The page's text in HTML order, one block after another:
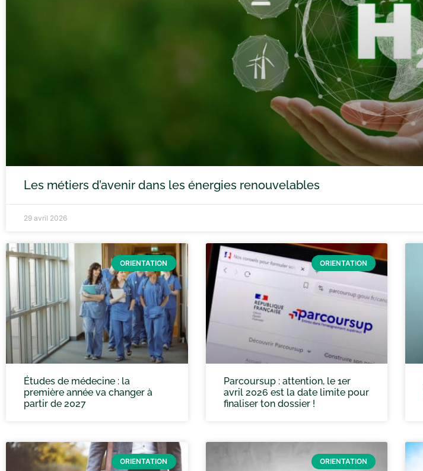
Les métiers d’avenir dans les énergies renouvelables
29 avril 2026
ORIENTATION
Études de médecine : la
première année va changer à
partir de 2027
ORIENTATION
Parcoursup : attention, le 1er
avril 2026 est la date limite pour
finaliser ton dossier !
ORIENTATION ORIENTATION